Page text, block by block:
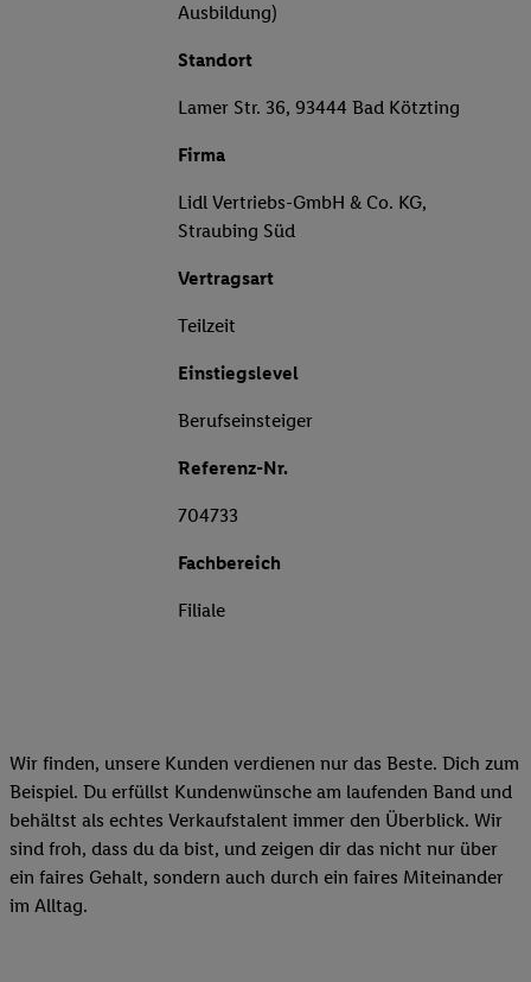
Ausbildung)
Standort
Lamer Str. 36, 93444 Bad Kötzting
Firma
Lidl Vertriebs-GmbH & Co. KG,
Straubing Süd
Vertragsart
Teilzeit
Einstiegslevel
Berufseinsteiger
Referenz-Nr.
704733
Fachbereich
Filiale
Wir finden, unsere Kunden verdienen nur das Beste. Dich zum
Beispiel. Du erfüllst Kundenwünsche am laufenden Band und
behältst als echtes Verkaufstalent immer den Überblick. Wir
sind froh, dass du da bist, und zeigen dir das nicht nur über
ein faires Gehalt, sondern auch durch ein faires Miteinander
im Alltag.